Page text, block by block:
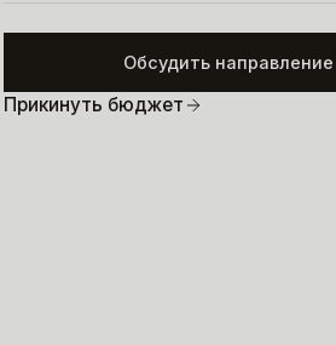
Обсудить направление
Прикинуть бюджет